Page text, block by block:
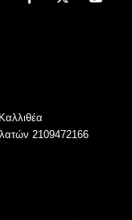
2109472166